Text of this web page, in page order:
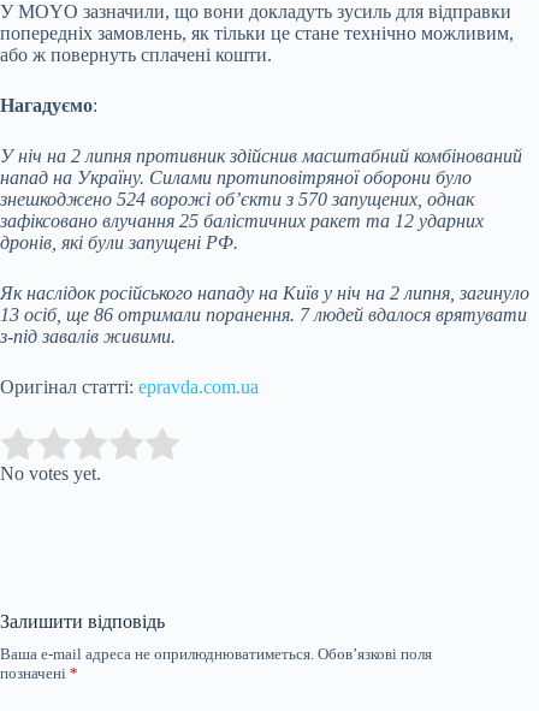
У MOYO зазначили, що вони докладуть зусиль для відправки
попередніх замовлень, як тільки це стане технічно можливим,
або ж повернуть сплачені кошти.
Нагадуємо:
У ніч на 2 липня противник здійснив масштабний комбінований
напад на Україну. Силами протиповітряної оборони було
знешкоджено 524 ворожі об’єкти з 570 запущених, однак
зафіксовано влучання 25 балістичних ракет та 12 ударних
дронів, які були запущені РФ.
Як наслідок російського нападу на Київ у ніч на 2 липня, загинуло
13 осіб, ще 86 отримали поранення. 7 людей вдалося врятувати
з-під завалів живими.
Оригінал статті: epravda.com.ua
Rate this item:
No votes yet.
Залишити відповідь
Ваша e-mail адреса не оприлюднюватиметься. Обов’язкові поля
позначені *